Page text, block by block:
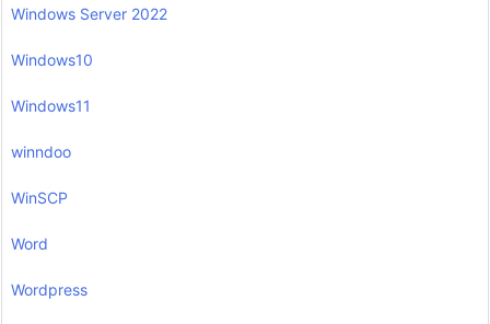
Windows Server 2022
Windows10
Windows11
winndoo
WinSCP
Word
Wordpress